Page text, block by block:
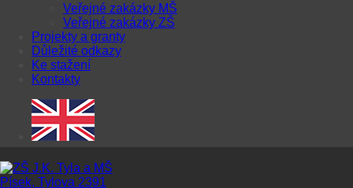
Veřejné zakázky MŠ
Veřejné zakázky ZŠ
Projekty a granty
Důležité odkazy
Ke stažení
Kontakty